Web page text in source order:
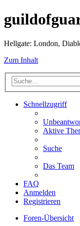
Hellgate: London,
Zum Inhalt
Schnellzugriff
Aktive
Suche
Das Team
FAQ
Anmelden
Registrieren
Foren-Übersicht